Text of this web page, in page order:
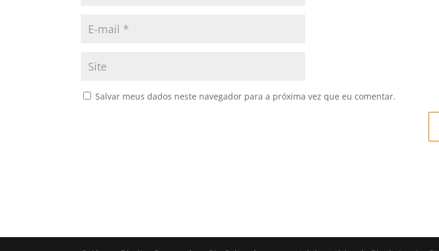
Salvar meus dados neste navegador para a próxima vez que eu comentar.